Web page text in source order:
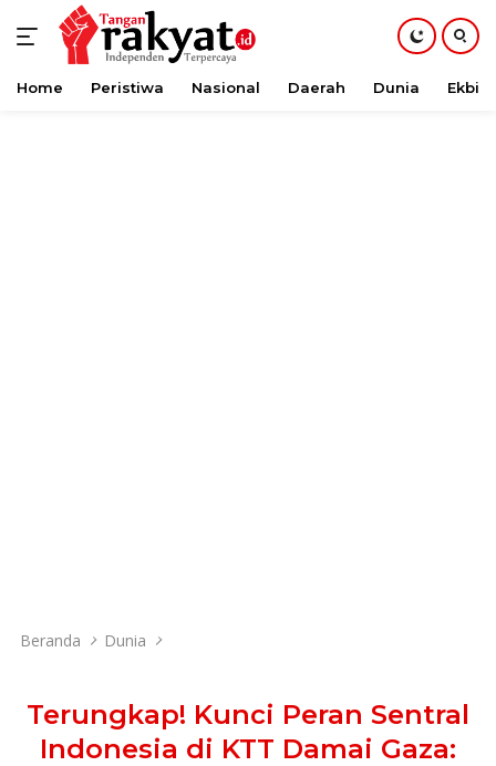
Langsung
Home Peristiwa Nasional Daerah Dunia Ekbis
Beranda Dunia
Terungkap! Kunci Peran Sentral
Indonesia di KTT Damai Gaza: